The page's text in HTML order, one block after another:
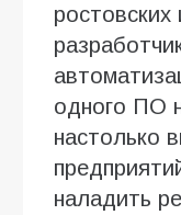
ростовских
одного ПО
настолько
наладить